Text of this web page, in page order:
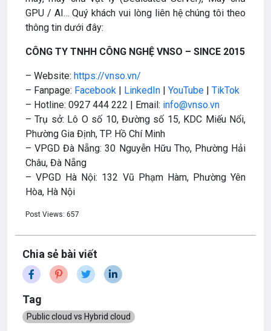
GPU / AI… Quý khách vui lòng liên hệ chúng tôi theo
thông tin dưới đây:
CÔNG TY TNHH CÔNG NGHỆ VNSO – SINCE 2015
– Website: https://vnso.vn/
– Fanpage: Facebook | LinkedIn | YouTube | TikTok
– Hotline: 0927 444 222 | Email: info@vnso.vn
– Trụ sở: Lô O số 10, Đường số 15, KDC Miếu Nổi,
Phường Gia Định, TP. Hồ Chí Minh
– VPGD Đà Nẵng: 30 Nguyễn Hữu Thọ, Phường Hải
Châu, Đà Nẵng
– VPGD Hà Nội: 132 Vũ Phạm Hàm, Phường Yên
Hòa, Hà Nội
Post Views: 657
Chia sẻ bài viết
Tag
Public cloud vs Hybrid cloud